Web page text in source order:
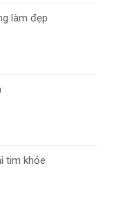
làm đẹp
tim khỏe